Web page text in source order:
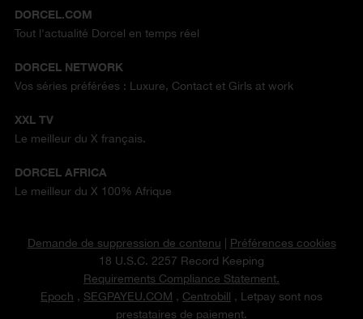
DORCEL.COM
Tout l'actualité Dorcel en temps réel
DORCEL NETWORK
Vos séries préférées : Luxure, Contact et Girls at work
XXL TV
Le meilleur du X français.
DORCEL AFRICA
Le meilleur du X 100% Afrique
Demande de suppression de contenu | Préférences cookies
18 U.S.C. 2257 Record Keeping
Requirements Compliance Statement.
Epoch , SEGPAYEU.COM , Centrobill , Letpay sont nos
prestataires de paiement.